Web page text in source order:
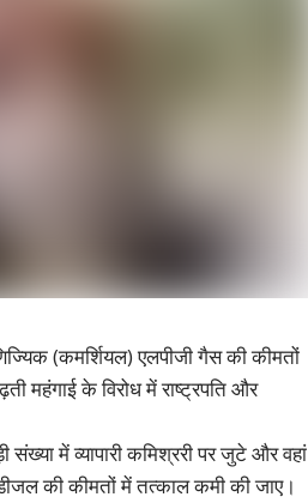
(कमर्शियल) एलपीजी गैस की कीमतों
महंगाई के विरोध में राष्ट्रपति और
में व्यापारी कमिश्ररी पर जुटे और वहां
की कीमतों में तत्काल कमी की जाए।